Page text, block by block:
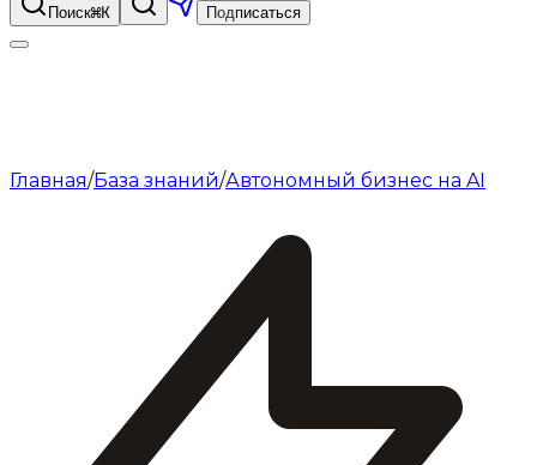
Поиск⌘K Подписаться
Главная/База знаний/Автономный бизнес на AI